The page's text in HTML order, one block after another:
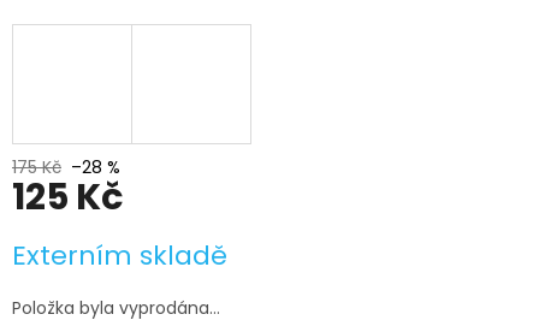
175 Kč –28 %
125 Kč
cena:
Externím skladě
Položka byla vyprodána…